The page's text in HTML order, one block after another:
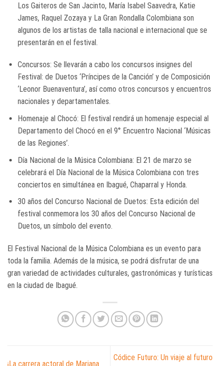
Los Gaiteros de San Jacinto, María Isabel Saavedra, Katie
James, Raquel Zozaya y La Gran Rondalla Colombiana son
algunos de los artistas de talla nacional e internacional que se
presentarán en el festival.
Concursos: Se llevarán a cabo los concursos insignes del
Festival: de Duetos ‘Príncipes de la Canción’ y de Composición
‘Leonor Buenaventura’, así como otros concursos y encuentros
nacionales y departamentales.
Homenaje al Chocó: El festival rendirá un homenaje especial al
Departamento del Chocó en el 9° Encuentro Nacional ‘Músicas
de las Regiones’.
Día Nacional de la Música Colombiana: El 21 de marzo se
celebrará el Día Nacional de la Música Colombiana con tres
conciertos en simultánea en Ibagué, Chaparral y Honda.
30 años del Concurso Nacional de Duetos: Esta edición del
festival conmemora los 30 años del Concurso Nacional de
Duetos, un símbolo del evento.
El Festival Nacional de la Música Colombiana es un evento para
toda la familia. Además de la música, se podrá disfrutar de una
gran variedad de actividades culturales, gastronómicas y turísticas
en la ciudad de Ibagué.
¡La carrera actoral de Mariana
Códice Futuro: Un viaje al futuro